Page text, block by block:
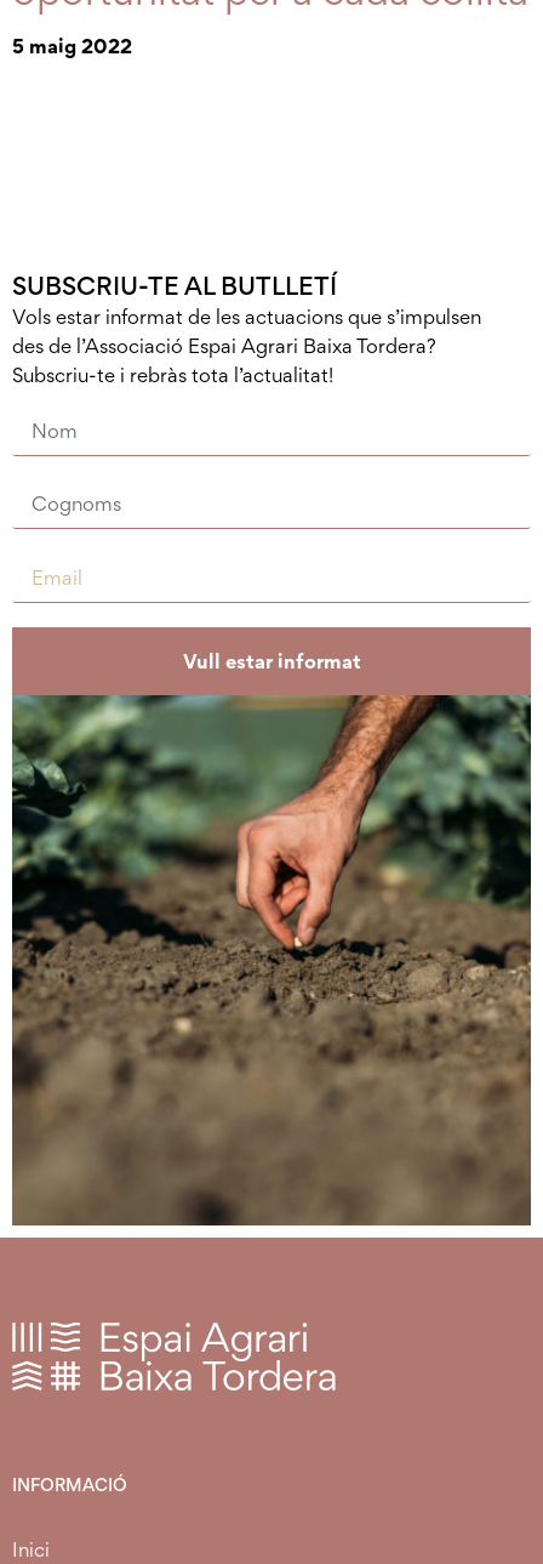
5 maig 2022
SUBSCRIU-TE AL BUTLLETÍ
Vols estar informat de les actuacions que s’impulsen
des de l’Associació Espai Agrari Baixa Tordera?
Subscriu-te i rebràs tota l’actualitat!
Vull estar informat
INFORMACIÓ
Inici